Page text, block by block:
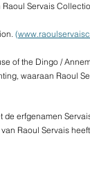
Servais
(
of the Dingo /
waaraan Raoul
erfgenamen
Raoul Servais